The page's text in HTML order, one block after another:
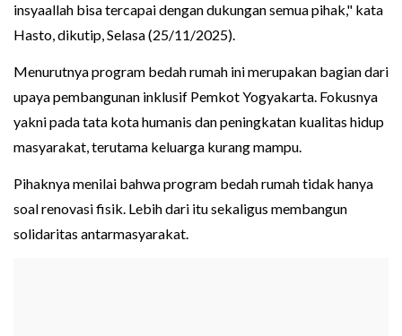
insyaallah bisa tercapai dengan dukungan semua pihak," kata
Hasto, dikutip, Selasa (25/11/2025).
Menurutnya program bedah rumah ini merupakan bagian dari
upaya pembangunan inklusif Pemkot Yogyakarta. Fokusnya
yakni pada tata kota humanis dan peningkatan kualitas hidup
masyarakat, terutama keluarga kurang mampu.
Pihaknya menilai bahwa program bedah rumah tidak hanya
soal renovasi fisik. Lebih dari itu sekaligus membangun
solidaritas antarmasyarakat.